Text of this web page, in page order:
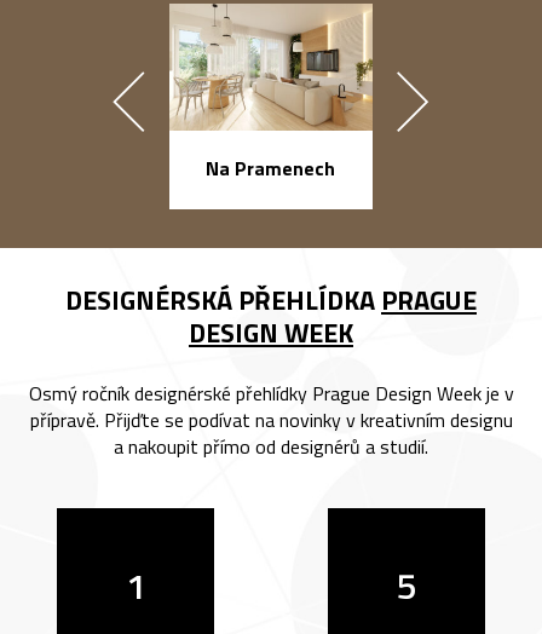
Na Pramenech
DESIGNÉRSKÁ PŘEHLÍDKA PRAGUE
DESIGN WEEK
Osmý ročník designérské přehlídky Prague Design Week je v
přípravě. Přijďte se podívat na novinky v kreativním designu
a nakoupit přímo od designérů a studií.
1 5